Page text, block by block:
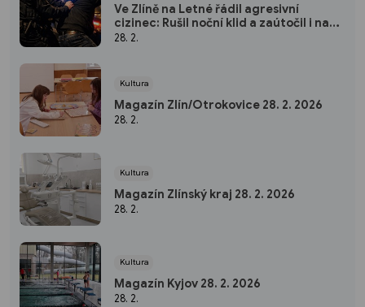
Ve Zlíně na Letné řádil agresivní
cizinec: Rušil noční klid a zaútočil i na
strážníky
28. 2.
Kultura
Magazín Zlín/Otrokovice 28. 2. 2026
28. 2.
Kultura
Magazín Zlínský kraj 28. 2. 2026
28. 2.
Kultura
Magazín Kyjov 28. 2. 2026
28. 2.